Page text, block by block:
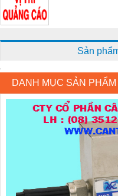
Sản
DANH MỤC SẢN PHẨM